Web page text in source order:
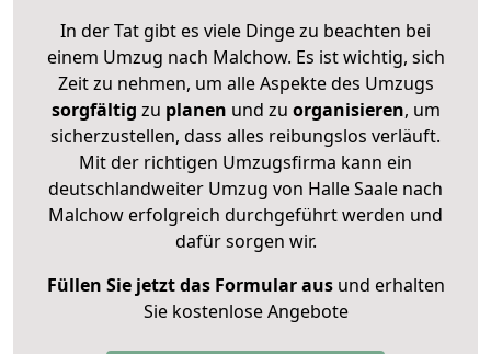
In der Tat gibt es viele Dinge zu beachten bei
einem Umzug nach Malchow. Es ist wichtig, sich
Zeit zu nehmen, um alle Aspekte des Umzugs
sorgfältig zu planen und zu organisieren, um
sicherzustellen, dass alles reibungslos verläuft.
Mit der richtigen Umzugsfirma kann ein
deutschlandweiter Umzug von Halle Saale nach
Malchow erfolgreich durchgeführt werden und
dafür sorgen wir.
Füllen Sie jetzt das Formular ausund erhalten
Sie kostenlose Angebote